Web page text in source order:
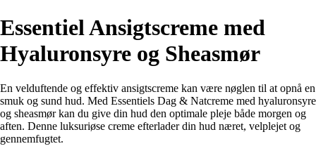
Essentiel Ansigtscreme med
Hyaluronsyre og Sheasmør
En velduftende og effektiv ansigtscreme kan være nøglen til at opnå en
smuk og sund hud. Med Essentiels Dag & Natcreme med hyaluronsyre
og sheasmør kan du give din hud den optimale pleje både morgen og
aften. Denne luksuriøse creme efterlader din hud næret, velplejet og
gennemfugtet.